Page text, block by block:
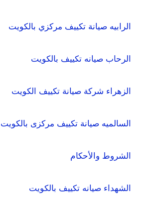
الرابيه صيانة تكييف مركزي بالكويت
الرحاب صيانه تكييف بالكويت
الزهراء شركة صيانة تكييف الكويت
السالميه صيانة تكييف مركزى بالكويت
الشروط والأحكام
الشهداء صيانه تكييف بالكويت